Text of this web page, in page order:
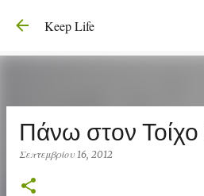
Μετάβαση στο κύριο
Keep Life
Πάνω στον
Σεπτεμβρίου 16, 2012